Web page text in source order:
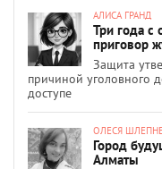
АЛИСА ГРАНД
Три года с
приговор
Защита
причиной уголовного
доступе
ОЛЕСЯ
Город
Алматы